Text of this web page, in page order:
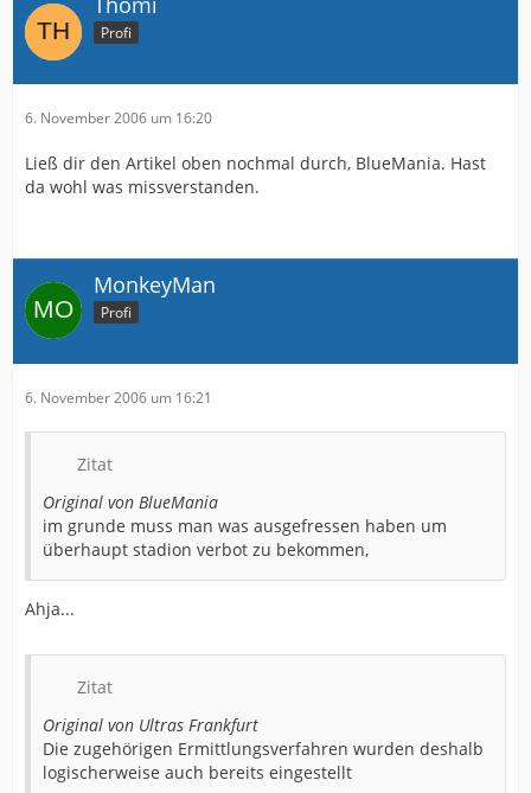
Profi
6. November 2006 um 16:20
Ließ dir den Artikel oben nochmal durch, BlueMania. Hast
da wohl was missverstanden.
MonkeyMan
Profi
6. November 2006 um 16:21
Zitat
Original von BlueMania
im grunde muss man was ausgefressen haben um
überhaupt stadion verbot zu bekommen,
Ahja...
Zitat
Original von Ultras Frankfurt
Die zugehörigen Ermittlungsverfahren wurden deshalb
logischerweise auch bereits eingestellt